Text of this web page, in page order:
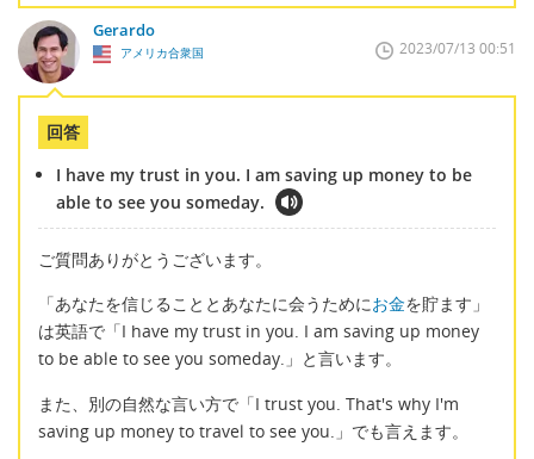
Gerardo
アメリカ合衆国 2023/07/13 00:51
回答
I have my trust in you. I am saving up money to be
able to see you someday.
ご質問ありがとうございます。
「あなたを信じることとあなたに会うためにお金を貯ます」
は英語で「I have my trust in you. I am saving up money
to be able to see you someday.」と言います。
また、別の自然な言い方で「I trust you. That's why I'm
saving up money to travel to see you.」でも言えます。